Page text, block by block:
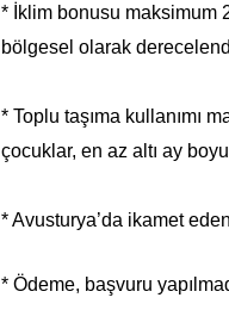
* İklim bonusu maksimum
bölgesel olarak
* Toplu taşıma kullanımı
çocuklar, en az altı ay
* Avusturya’da ikamet
* Ödeme, başvuru